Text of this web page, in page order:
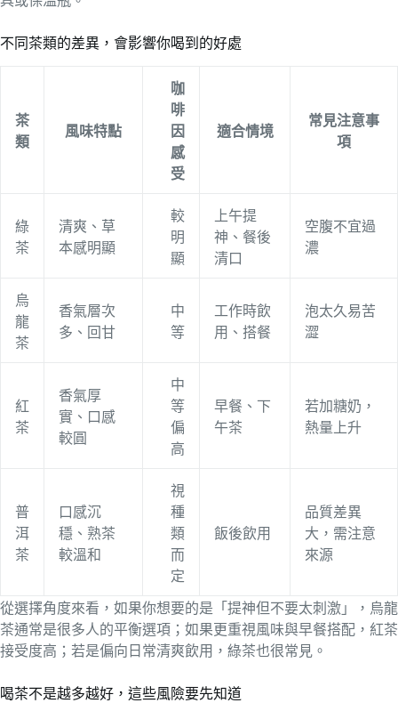
不同茶類的差異，會影響你喝到的好處
茶
類
風味特點
咖
啡
因
感
受
適合情境
常見注意事
項
綠
茶
清爽、草
本感明顯
較
明
顯
上午提
神、餐後
清口
空腹不宜過
濃
烏
龍
茶
香氣層次
多、回甘
中
等
工作時飲
用、搭餐
泡太久易苦
澀
紅
茶
香氣厚
實、口感
較圓
中
等
偏
高
早餐、下
午茶
若加糖奶，
熱量上升
普
洱
茶
口感沉
穩、熟茶
較溫和
視
種
類
而
定
飯後飲用
品質差異
大，需注意
來源
從選擇角度來看，如果你想要的是「提神但不要太刺激」，烏龍
茶通常是很多人的平衡選項；如果更重視風味與早餐搭配，紅茶
接受度高；若是偏向日常清爽飲用，綠茶也很常見。
喝茶不是越多越好，這些風險要先知道